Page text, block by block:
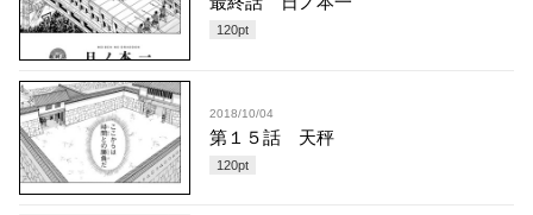
120pt
2018/10/04
第１５話 天秤
120pt